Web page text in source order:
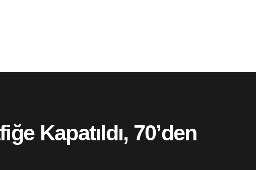
Kapatıldı, 70’den